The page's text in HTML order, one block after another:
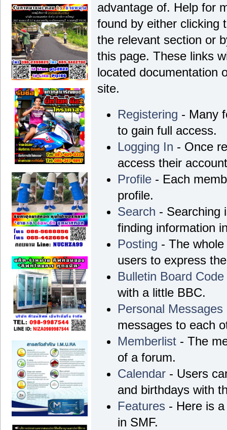
advantage of. Help for
found by either clicking
the relevant section or
this page. These links
located documentation
site.
Registering - Many
to gain full access.
Logging In - Once
access their
Profile - Each
profile.
Search - Searching
finding information
Posting - The
users to express
Bulletin Board
with a little BBC.
Personal Messages
messages to each
Memberlist - The
of a forum.
Calendar - Users
and birthdays with
Features - Here is
in SMF.